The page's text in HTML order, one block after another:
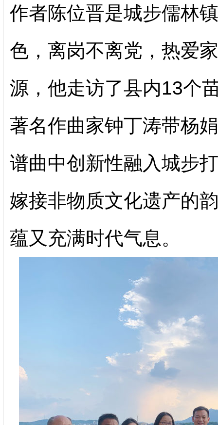
作者陈位晋是城步儒林
色，离岗不离党，热爱
源，他走访了县内13个
著名作曲家钟丁涛带杨
谱曲中创新性融入城步
嫁接非物质文化遗产的
蕴又充满时代气息。